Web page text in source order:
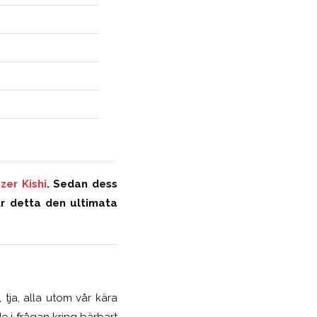
Kishi. Sedan dess
detta den ultimata
tja, alla utom vår kära